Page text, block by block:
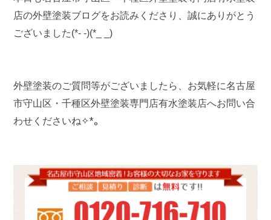
店の外壁塗装ブログをお読みくださり、誠にありがとう
ございました(*- -)(*_ _)
外壁塗装のご質問等がございましたら、お気軽に名古屋
市守山区・千種区外壁塗装専門店有水塗装店へお問い合
わせくださいね✧*｡